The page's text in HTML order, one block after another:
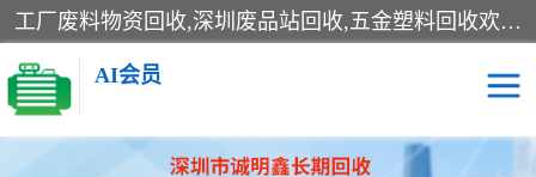
工厂废料物资回收,深圳废品站回收,五金塑料回收欢迎有金属、塑料、电子、电线、废旧设备、废铜、锡渣、线路板、镀银废料、废IC、电子零件、电子脚，等其他废旧物资的单位及个人联系洽谈。对提供息者我们可以提供优厚的业务提成（佣金）。
AI会员